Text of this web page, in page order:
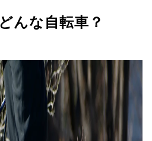
んな自転車？